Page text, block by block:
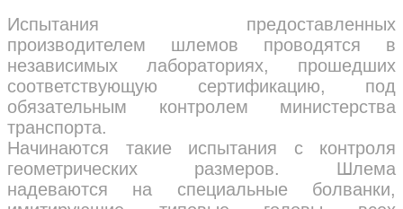
Испытания предоставленных
производителем шлемов проводятся в
независимых лабораториях, прошедших
соответствующую сертификацию, под
обязательным контролем министерства
транспорта.
Начинаются такие испытания с контроля
геометрических размеров. Шлема
надеваются на специальные болванки,